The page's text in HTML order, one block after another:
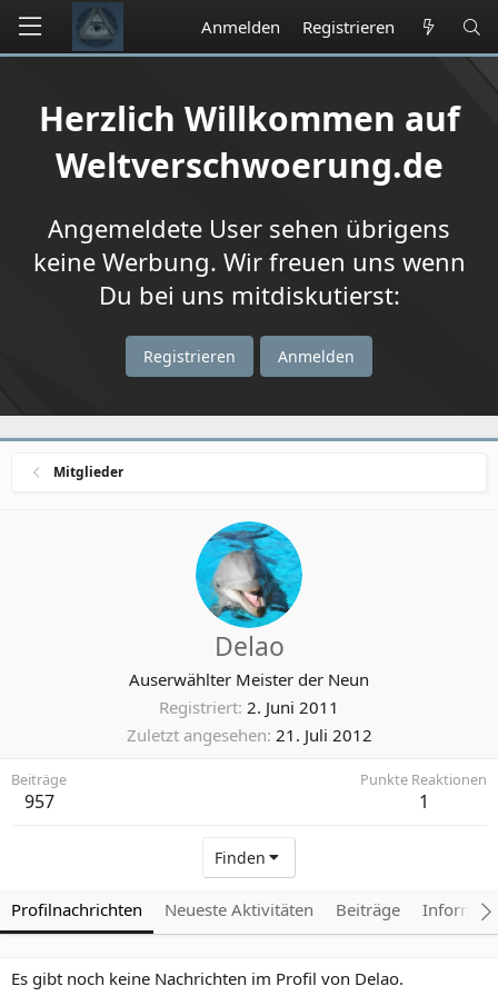
Anmelden Registrieren
Herzlich Willkommen auf
Weltverschwoerung.de
Angemeldete User sehen übrigens
keine Werbung. Wir freuen uns wenn
Du bei uns mitdiskutierst:
Registrieren Anmelden
Mitglieder
Delao
Auserwählter Meister der Neun
Registriert 2. Juni 2011
Zuletzt angesehen 21. Juli 2012
Beiträge
957
Punkte Reaktionen
1
Finden
Profilnachrichten Neueste Aktivitäten Beiträge
Es gibt noch keine Nachrichten im Profil von Delao.